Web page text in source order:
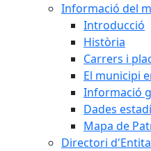
Informació del
Introducció
Història
Carrers i
El municipi
Informació
Dades
Mapa de
Directori